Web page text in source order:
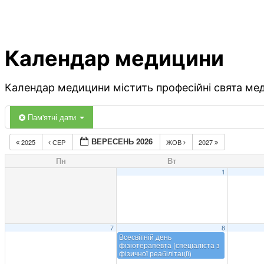
Календар медицини
Календар медицини містить професійні свята
Пам'ятні дати
2025 СЕР ВЕРЕСЕНЬ 2026 ЖОВ 2027
Пн Вт
1
7 8
Всесвітній день
фізіотерапевта (спеціаліста з
фізичної реабілітації)